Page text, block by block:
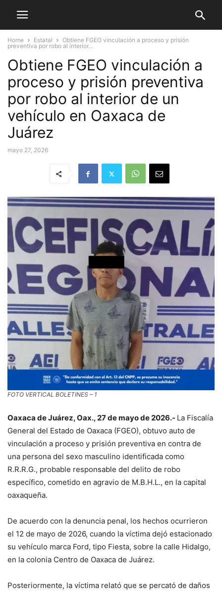
Home Estatal
Obtiene FGEO vinculación a proceso y prisión
preventiva por robo al interior...
Obtiene FGEO vinculación a
proceso y prisión preventiva
por robo al interior de un
vehículo en Oaxaca de
Juárez
mayo 27, 2026
FOTO VERTICAL BOLETINES – 1
Oaxaca de Juárez, Oax., 27 de mayo de 2026.- La Fiscalía
General del Estado de Oaxaca (FGEO), obtuvo auto de
vinculación a proceso y prisión preventiva en contra de
una persona del sexo masculino identificada como
R.R.R.G., probable responsable del delito de robo
específico, cometido en agravio de M.B.H.L., en la capital
oaxaqueña.
De acuerdo con la denuncia penal, los hechos ocurrieron
el 12 de mayo de 2026, cuando la víctima dejó estacionado
su vehículo marca Ford, tipo Fiesta, sobre la calle Hidalgo,
en la colonia Centro de Oaxaca de Juárez.
Posteriormente, la víctima relató que se percató de daños